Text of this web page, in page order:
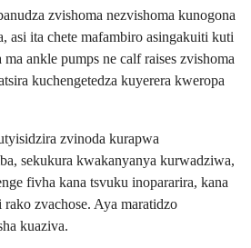
zvishoma nezvishoma kunogona
asi ita chete mafambiro asingakuiti kuti
ankle pumps ne calf raises zvishoma
kuchengetedza kuyerera kweropa
zvinoda kurapwa
sekukura kwakanyanya kurwadziwa,
fivha kana tsvuku inopararira, kana
zvachose. Aya maratidzo
kuaziva.